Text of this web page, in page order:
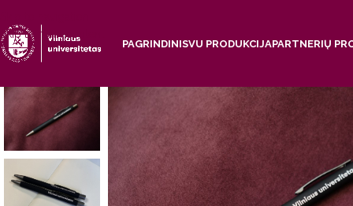
Skip to main content
PAGRINDINISVU PRODUKCIJAPARTNERIŲ